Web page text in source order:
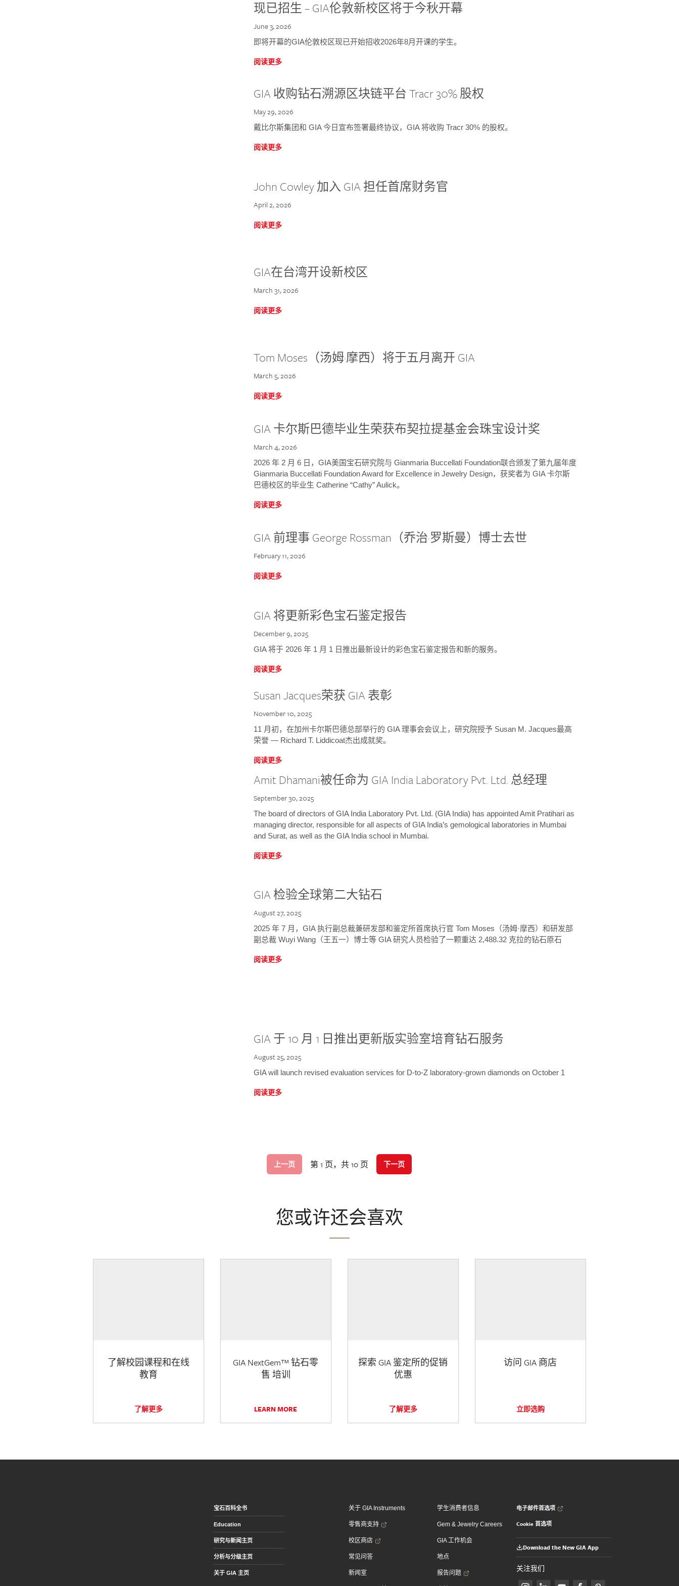
现已招生 – GIA伦敦新校区将于今秋开幕
June 3, 2026
即将开幕的GIA伦敦校区现已开始招收2026年8月开课的学生。
阅读更多
GIA 收购钻石溯源区块链平台 Tracr 30% 股权
May 29, 2026
戴比尔斯集团和 GIA 今日宣布签署最终协议，GIA 将收购 Tracr 30% 的股权。
阅读更多
John Cowley 加入 GIA 担任首席财务官
April 2, 2026
阅读更多
GIA在台湾开设新校区
March 31, 2026
阅读更多
Tom Moses（汤姆·摩西）将于五月离开 GIA
March 5, 2026
阅读更多
GIA 卡尔斯巴德毕业生荣获布契拉提基金会珠宝设计奖
March 4, 2026
2026 年 2 月 6 日，GIA美国宝石研究院与 Gianmaria Buccellati Foundation联合颁发了第九届年度
Gianmaria Buccellati Foundation Award for Excellence in Jewelry Design，获奖者为 GIA 卡尔斯
巴德校区的毕业生 Catherine “Cathy” Aulick。
阅读更多
GIA 前理事 George Rossman（乔治·罗斯曼）博士去世
February 11, 2026
阅读更多
GIA 将更新彩色宝石鉴定报告
December 9, 2025
GIA 将于 2026 年 1 月 1 日推出最新设计的彩色宝石鉴定报告和新的服务。
阅读更多
Susan Jacques荣获 GIA 表彰
November 10, 2025
11 月初，在加州卡尔斯巴德总部举行的 GIA 理事会会议上，研究院授予 Susan M. Jacques最高
荣誉 — Richard T. Liddicoat杰出成就奖。
阅读更多
Amit Dhamani被任命为 GIA India Laboratory Pvt. Ltd. 总经理
September 30, 2025
The board of directors of GIA India Laboratory Pvt. Ltd. (GIA India) has appointed Amit Pratihari as
managing director, responsible for all aspects of GIA India’s gemological laboratories in Mumbai
and Surat, as well as the GIA India school in Mumbai.
阅读更多
GIA 检验全球第二大钻石
August 27, 2025
2025 年 7 月，GIA 执行副总裁兼研发部和鉴定所首席执行官 Tom Moses（汤姆·摩西）和研发部
副总裁 Wuyi Wang（王五一）博士等 GIA 研究人员检验了一颗重达 2,488.32 克拉的钻石原石
阅读更多
GIA 于 10 月 1 日推出更新版实验室培育钻石服务
August 25, 2025
GIA will launch revised evaluation services for D-to-Z laboratory-grown diamonds on October 1
阅读更多
上一页 第 1 页，共 10 页 下一页
您或许还会喜欢
了解校园课程和在线
教育
了解更多
GIA NextGem™ 钻石零
售 培训
LEARN MORE
探索 GIA 鉴定所的促销
优惠
了解更多
访问 GIA 商店
立即选购
宝石百科全书
Education
研究与新闻主页
分析与分级主页
关于 GIA 主页
关于 GIA Instruments
零售商支持
校区商店
常见问答
新闻室
学生消费者信息
Gem & Jewelry Careers
GIA 工作机会
地点
报告问题
电子邮件首选项
Cookie 首选项
Download the New GIA App
关注我们